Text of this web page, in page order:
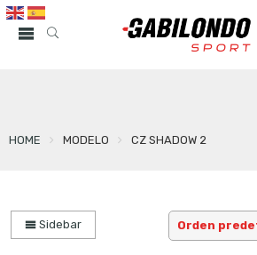
HOME MODELO CZ SHADOW 2
Sidebar